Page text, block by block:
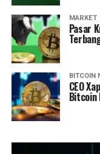
MARKET
Pasar
BITCOIN
CEO
Bitcoin